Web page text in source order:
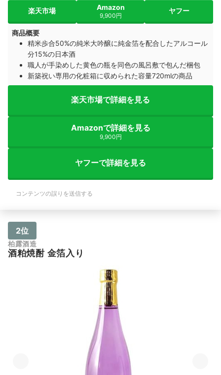
楽天市場 Amazon
9,900円
ヤフー
商品概要
精米歩合50%の純米大吟醸に純金箔を配合したアルコール
分15%の日本酒
職人が手染めした黄色の瓶を同色の風呂敷で包んだ梱包
新築祝い専用の化粧箱に収められた容量720mlの商品
楽天市場で詳細を見る
Amazonで詳細を見る
9,900円
ヤフーで詳細を見る
コンテンツの誤りを送信する
2位
柏露酒造
酒粕焼酎 金箔入り